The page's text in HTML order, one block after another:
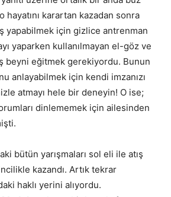
hayatını karartan kazadan sonra
yapabilmek için gizlice antrenman
yaparken kullanılmayan el-göz ve
beyni eğitmek gerekiyordu. Bunun
anlayabilmek için kendi imzanızı
atmayı hele bir deneyin! O ise;
dinlememek için ailesinden
bütün yarışmaları sol eli ile atış
kazandı. Artık tekrar
haklı yerini alıyordu.